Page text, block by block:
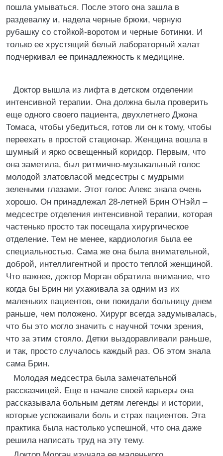
пошла умываться. После этого она зашла в
раздевалку и, надела черные брюки, черную
рубашку со стойкой-воротом и черные ботинки. И
только ее хрустящий белый лабораторный халат
подчеркивал ее принадлежность к медицине.
Доктор вышла из лифта в детском отделении
интенсивной терапии. Она должна была проверить
еще одного своего пациента, двухлетнего Джона
Томаса, чтобы убедиться, готов ли он к тому, чтобы
переехать в простой стационар. Женщина вошла в
шумный и ярко освещенный коридор. Первым, что
она заметила, был ритмично-музыкальный голос
молодой златовласой медсестры с мудрыми
зелеными глазами. Этот голос Алекс знала очень
хорошо. Он принадлежал 28-летней Брин О'Нэйл –
медсестре отделения интенсивной терапии, которая
частенько просто так посещала хирургическое
отделение. Тем не менее, кардиология была ее
специальностью. Сама же она была внимательной,
доброй, интеллигентной и просто теплой женщиной.
Что важнее, доктор Морган обратила внимание, что
когда бы Брин ни ухаживала за одним из их
маленьких пациентов, они покидали больницу днем
раньше, чем положено. Хирург всегда задумывалась,
что бы это могло значить с научной точки зрения,
что за этим стояло. Детки выздоравливали раньше,
и так, просто случалось каждый раз. Об этом знала
сама Брин.
Молодая медсестра была замечательной
рассказчицей. Еще в начале своей карьеры она
рассказывала больным детям легенды и истории,
которые успокаивали боль и страх пациентов. Эта
практика была настолько успешной, что она даже
решила написать труд на эту тему.